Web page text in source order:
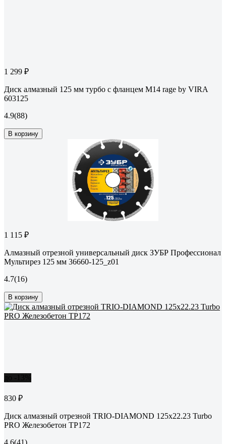
1 299 ₽
Диск алмазный 125 мм турбо с фланцем М14 rage by VIRA
603125
4.9(88)
В корзину
1 115 ₽
Алмазный отрезной универсальный диск ЗУБР Профессионал
Мультирез 125 мм 36660-125_z01
4.7(16)
В корзину
830 ₽
Диск алмазный отрезной TRIO-DIAMOND 125x22.23 Turbo
PRO Железобетон TP172